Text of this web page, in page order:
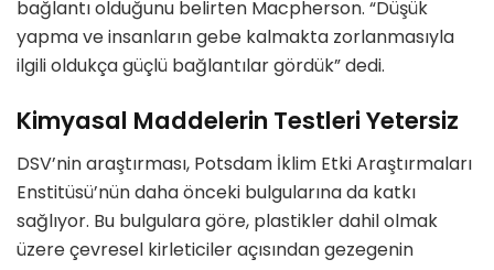
bağlantı olduğunu belirten Macpherson. “Düşük
yapma ve insanların gebe kalmakta zorlanmasıyla
ilgili oldukça güçlü bağlantılar gördük” dedi.
Kimyasal Maddelerin Testleri Yetersiz
DSV’nin araştırması, Potsdam İklim Etki Araştırmaları
Enstitüsü’nün daha önceki bulgularına da katkı
sağlıyor. Bu bulgulara göre, plastikler dahil olmak
üzere çevresel kirleticiler açısından gezegenin